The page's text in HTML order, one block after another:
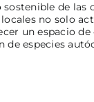
de
no solo
un espacio
especies